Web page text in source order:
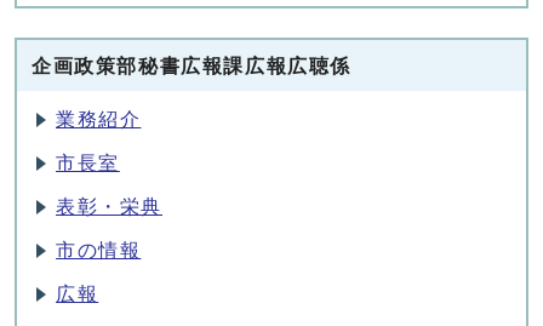
企画政策部秘書広報課広報広聴係
業務紹介
市長室
表彰・栄典
市の情報
広報